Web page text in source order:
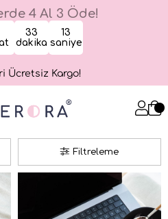
4 Al 3 Öde!
33
dakika
12
saniye
Ücretsiz Kargo!
Filtreleme